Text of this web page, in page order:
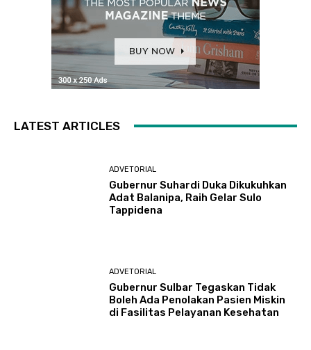
LATEST ARTICLES
ADVETORIAL
Gubernur Suhardi Duka Dikukuhkan
Adat Balanipa, Raih Gelar Sulo
Tappidena
ADVETORIAL
Gubernur Sulbar Tegaskan Tidak
Boleh Ada Penolakan Pasien Miskin
di Fasilitas Pelayanan Kesehatan